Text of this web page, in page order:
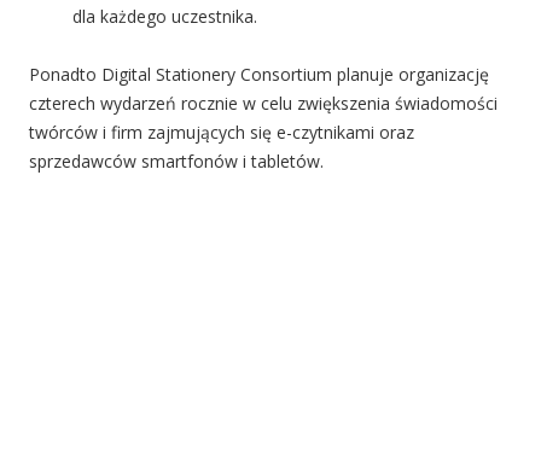
dla każdego uczestnika.
Ponadto Digital Stationery Consortium planuje organizację
czterech wydarzeń rocznie w celu zwiększenia świadomości
twórców i firm zajmujących się e-czytnikami oraz
sprzedawców smartfonów i tabletów.